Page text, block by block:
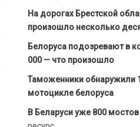
На дорогах Брестской
произошло несколько
Белоруса подозревают в
000 — что произошло
Таможенники обнаружили
мотоцикле белоруса
В Беларуси уже 800